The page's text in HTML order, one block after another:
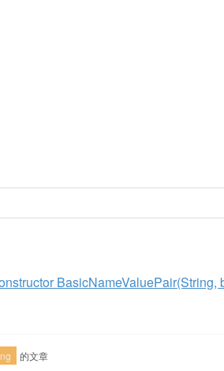
BasicNameValuePair(String,
的文章